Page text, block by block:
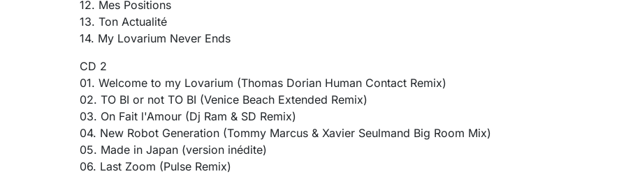
12. Mes Positions
13. Ton Actualité
14. My Lovarium Never Ends
CD 2
01. Welcome to my Lovarium (Thomas Dorian Human Contact Remix)
02. TO BI or not TO BI (Venice Beach Extended Remix)
03. On Fait l'Amour (Dj Ram & SD Remix)
04. New Robot Generation (Tommy Marcus & Xavier Seulmand Big Room Mix)
05. Made in Japan (version inédite)
06. Last Zoom (Pulse Remix)